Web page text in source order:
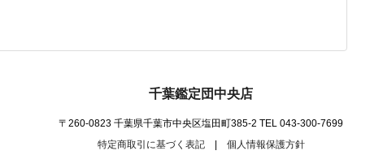
千葉鑑定団中央店
〒260-0823 千葉県千葉市中央区塩田町385-2 TEL 043-300-7699
特定商取引に基づく表記| 個人情報保護方針